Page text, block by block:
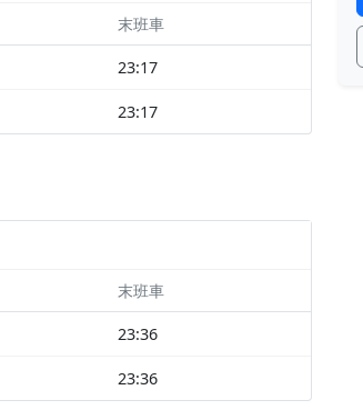
末班車
23:17
23:17
末班車
23:36
23:36